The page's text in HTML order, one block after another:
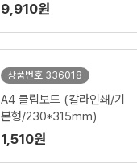
9,910원
상품번호 336018
A4 클립보드 (칼라인쇄/기
본형/230*315mm)
1,510원